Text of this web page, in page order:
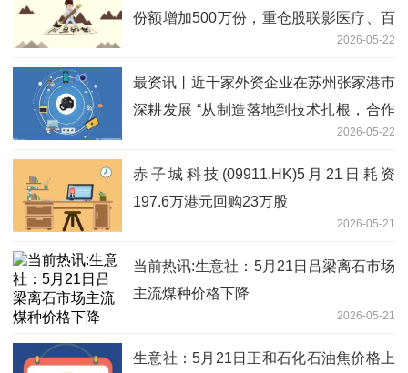
份额增加500万份，重仓股联影医疗、百
2026-05-22
最资讯丨近千家外资企业在苏州张家港市
深耕发展 “从制造落地到技术扎根，合作
2026-05-22
赤子城科技(09911.HK)5月21日耗资
197.6万港元回购23万股
2026-05-21
当前热讯:生意社：5月21日吕梁离石市场
主流煤种价格下降
2026-05-21
生意社：5月21日正和石化石油焦价格上